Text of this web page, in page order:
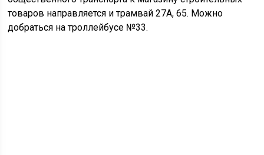
товаров направляется и трамвай 27А, 65. Можно
добраться на троллейбусе №33.